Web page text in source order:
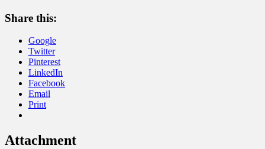
Share this:
Google
Twitter
Pinterest
LinkedIn
Facebook
Email
Print
Attachment